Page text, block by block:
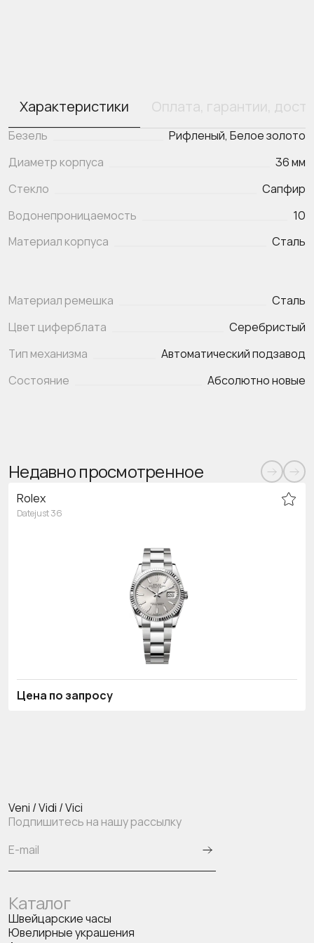
Характеристики Оплата, гарантии,
Безель
Рифленый, Белое золото
Диаметр корпуса
36 мм
Стекло
Сапфир
Водонепроницаемость
10
Материал корпуса
Сталь
Материал ремешка
Сталь
Цвет циферблата
Серебристый
Тип механизма
Автоматический подзавод
Состояние
Абсолютно новые
Недавно просмотренное
Rolex
Datejust 36
Цена по запросу
Veni / Vidi / Vici
Подпишитесь на нашу рассылку
Каталог
Швейцарские часы
Ювелирные украшения